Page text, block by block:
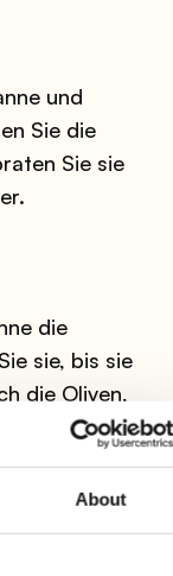
About
und
Sie die
Sie sie
die
sie, bis sie
die Oliven,
Sie mit Salz